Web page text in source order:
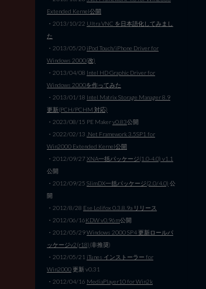
Extended Kernel公開
・2013/10/22 Ultra VNC を日本語化してみまし
た
・2013/05/20 iPod Touch/iPhone Driver for
Windows 2000(改)
・2013/04/08 Intel HD Graphic Driver for
Windows 2000を作ってみた
・2013/01/18 Intel Matrix Storage Manager 8.9
更新(PCH/PCHM 対応)
・2023/08/15 PE Makerv0.83公開
・2022/02/13 .Net Framework 3.5SP1 for
Win2000 Extended Kernel公開
・2012/09/27XNA一括パッケージ(1.0-4.0) v1.1
公開
・2012/09/25 SlimDX一括パッケージ(2.0/4.0) 公
開
・2012/8/28 Ese Lolifox 0.3.8.9a リリース
・2012/06/16KDW v0.96m公開
・2012/05/29Windows 2000 SP4 更新ロールパ
ッケージv2(r18)(非推奨)
・2012/05/21 iTunes インストーラー for
Win2000更新 v0.31
・2012/04/16 MediaPlayer10 for Win2k